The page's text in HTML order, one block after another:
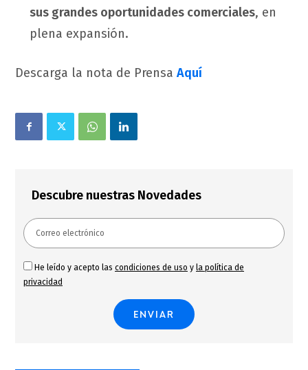
sus grandes oportunidades comerciales, en
plena expansión.
Descarga la nota de Prensa Aquí
Descubre nuestras Novedades
He leído y acepto las condiciones de uso y la política de
privacidad